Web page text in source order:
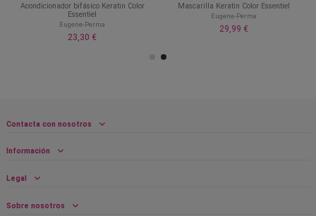
Acondicionador bifásico Keratin Color
Essentiel
Eugene-Perma
23,30 €
Mascarilla Keratin Color Essentiel
Eugene-Perma
29,99 €
Contacta con nosotros
Información
Legal
Sobre nosotros